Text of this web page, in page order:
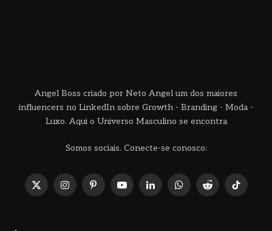
Angel Boss criado por Neto Angel um dos maiores
influencers no LinkedIn sobre Growth - Branding - Moda -
Luxo. Aqui o Universo Masculino se encontra
Somos sociais. Conecte-se conosco:
X
InstagramPinterestYouTubeLinkedInWhatsApp
Reddit TikTok